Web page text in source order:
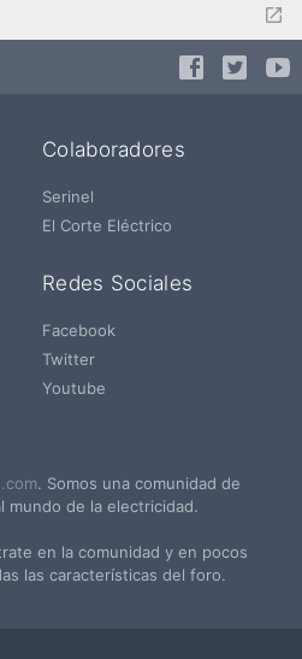
Colaboradores
Serinel
El Corte Eléctrico
Redes Sociales
Facebook
Twitter
Youtube
. Somos una comunidad de
mundo de la electricidad.
en la comunidad y en pocos
las características del foro.